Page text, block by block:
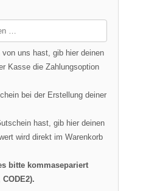
uns hast, gib hier deinen
Kasse die Zahlungsoption
bei der Erstellung deiner
hast, gib hier deinen
wird direkt im Warenkorb
bitte kommasepariert